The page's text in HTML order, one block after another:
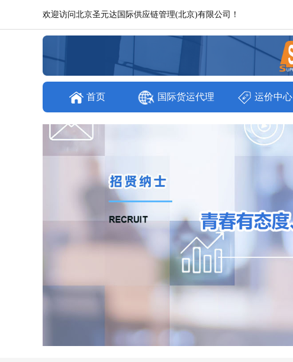
欢迎访问北京圣元达国际供应链管理(北京)有限公司！
首页 国际货运代理 运价中心